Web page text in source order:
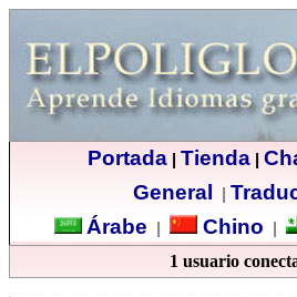
Portada| Tienda|
General
Árabe Chino
1 usuario